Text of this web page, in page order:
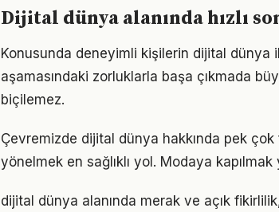
Dijital dünya alanında hızlı
Konusunda deneyimli kişilerin dijital dünya
aşamasındaki zorluklarla başa çıkmada
biçilemez.
Çevremizde dijital dünya hakkında pek
yönelmek en sağlıklı yol. Modaya kapılmak
dijital dünya alanında merak ve açık